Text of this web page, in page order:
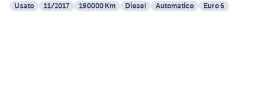
Usato
11/2017 190000 Km Diesel Automatico Euro 6